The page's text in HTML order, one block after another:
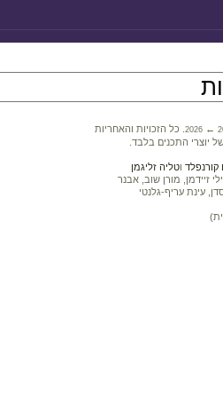
2026 ←
. כל הזכויות והאחריות
יוצרי התכנים בלבד.
וטליה זליגמן
זיידמן, מורן שוב, אבנר
עינת עריף-גלנטי